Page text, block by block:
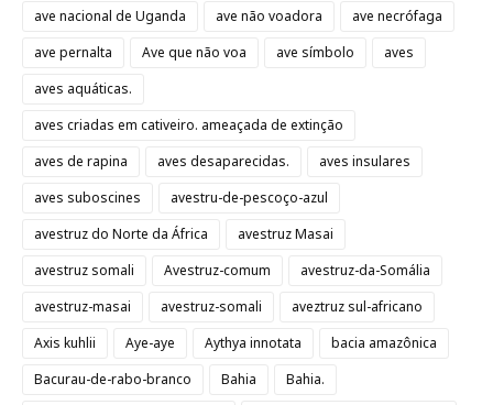
ave nacional de Uganda
ave não voadora
ave necrófaga
ave pernalta
Ave que não voa ave símbolo
aves
aves aquáticas.
aves criadas em cativeiro. ameaçada de extinção
aves de rapina
aves desaparecidas.
aves insulares
aves suboscines
avestru-de-pescoço-azul
avestruz do Norte da África
avestruz Masai
avestruz somali
Avestruz-comum
avestruz-da-Somália
avestruz-masai
avestruz-somali
aveztruz sul-africano
Axis kuhlii
Aye-aye Aythya innotata
bacia amazônica
Bacurau-de-rabo-branco
Bahia
Bahia.